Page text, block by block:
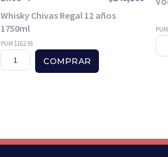
Whisky Chivas Regal 12 años
1750ml
PUM $162.91
COMPRAR